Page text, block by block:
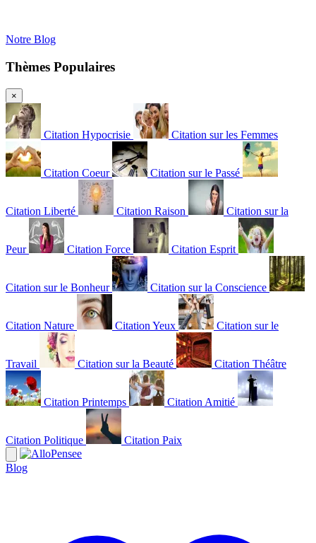
Notre Blog
Thèmes Populaires
×
Citation Hypocrisie Citation sur les Femmes
Citation Coeur Citation sur le Passé
Citation Liberté Citation Raison Citation sur la
Peur Citation Force Citation Esprit
Citation sur le Bonheur Citation sur la Conscience
Citation Nature Citation Yeux Citation sur le
Travail Citation sur la Beauté Citation Théâtre
Citation Printemps Citation Amitié
Citation Politique Citation Paix
Blog